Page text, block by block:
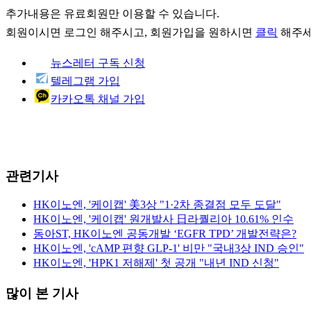
추가내용은 유료회원만 이용할 수 있습니다.
회원이시면 로그인 해주시고, 회원가입을 원하시면 클릭 해주
뉴스레터 구독 신청
텔레그램 가입
카카오톡 채널 가입
관련기사
HK이노엔, '케이캡' 美3상 "1·2차 종결점 모두 도달"
HK이노엔, '케이캡' 원개발사 日라퀄리아 10.61% 인수
동아ST, HK이노엔 공동개발 ‘EGFR TPD’ 개발전략은?
HK이노엔, 'cAMP 편향 GLP-1' 비만 "국내3상 IND 승인"
HK이노엔, 'HPK1 저해제' 첫 공개 "내년 IND 신청"
많이 본 기사